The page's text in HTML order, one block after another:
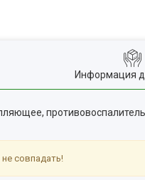
Информация
совпадать!